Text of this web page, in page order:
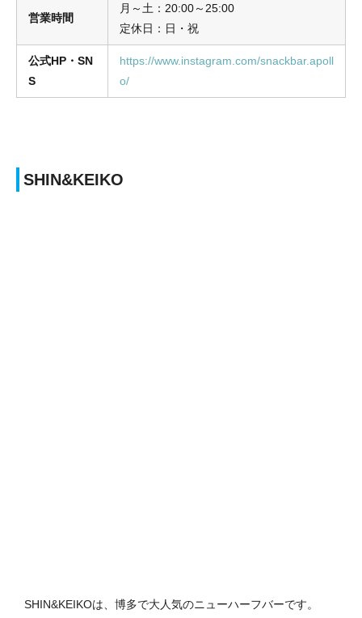
営業時間
月～土：20:00～25:00
定休日：日・祝
公式HP・SN
S
https://www.instagram.com/snackbar.apoll
o/
SHIN&KEIKO
SHIN&KEIKOは、博多で大人気のニューハーフバーです。